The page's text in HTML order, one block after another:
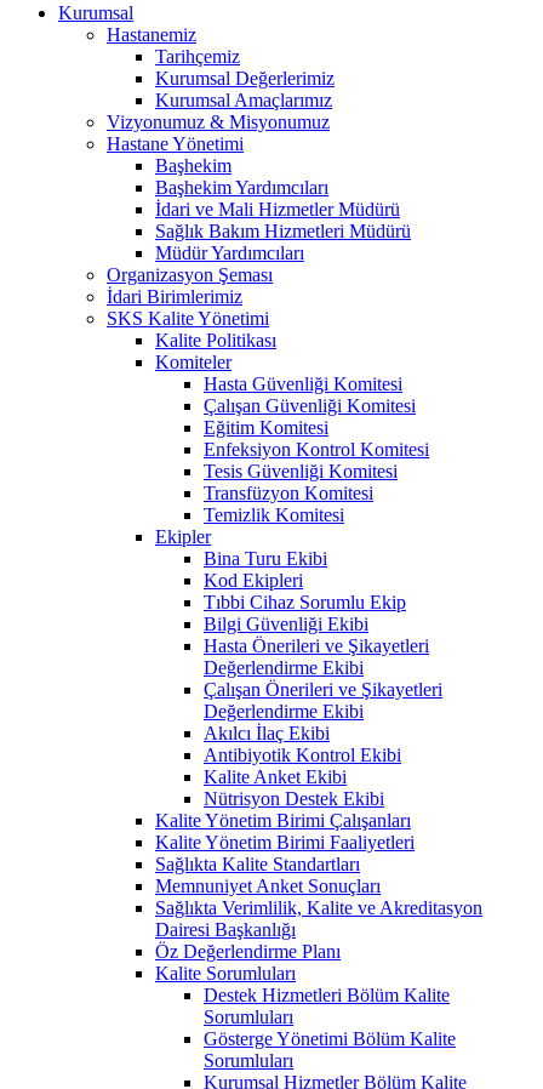
Kurumsal
Hastanemiz
Tarihçemiz
Kurumsal Değerlerimiz
Kurumsal Amaçlarımız
Vizyonumuz & Misyonumuz
Hastane Yönetimi
Başhekim
Başhekim Yardımcıları
İdari ve Mali Hizmetler Müdürü
Sağlık Bakım Hizmetleri Müdürü
Müdür Yardımcıları
Organizasyon Şeması
İdari Birimlerimiz
SKS Kalite Yönetimi
Kalite Politikası
Komiteler
Hasta Güvenliği Komitesi
Çalışan Güvenliği Komitesi
Eğitim Komitesi
Enfeksiyon Kontrol Komitesi
Tesis Güvenliği Komitesi
Transfüzyon Komitesi
Temizlik Komitesi
Ekipler
Bina Turu Ekibi
Kod Ekipleri
Tıbbi Cihaz Sorumlu Ekip
Bilgi Güvenliği Ekibi
Hasta Önerileri ve Şikayetleri
Değerlendirme Ekibi
Çalışan Önerileri ve Şikayetleri
Değerlendirme Ekibi
Akılcı İlaç Ekibi
Antibiyotik Kontrol Ekibi
Kalite Anket Ekibi
Nütrisyon Destek Ekibi
Kalite Yönetim Birimi Çalışanları
Kalite Yönetim Birimi Faaliyetleri
Sağlıkta Kalite Standartları
Memnuniyet Anket Sonuçları
Sağlıkta Verimlilik, Kalite ve Akreditasyon
Dairesi Başkanlığı
Öz Değerlendirme Planı
Kalite Sorumluları
Destek Hizmetleri Bölüm Kalite
Sorumluları
Gösterge Yönetimi Bölüm Kalite
Sorumluları
Kurumsal Hizmetler Bölüm Kalite